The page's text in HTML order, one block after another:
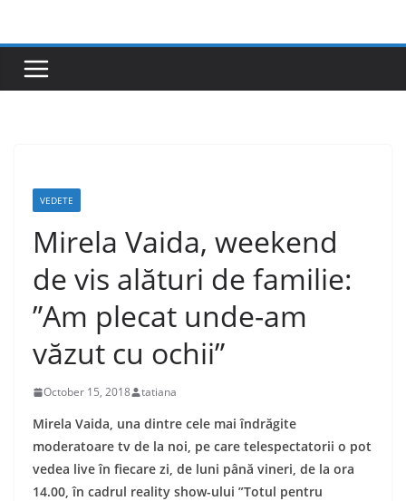
content
VEDETE
Mirela Vaida, weekend
de vis alături de familie:
”Am plecat unde-am
văzut cu ochii”
October 15, 2018 tatiana
Mirela Vaida, una dintre cele mai îndrăgite
moderatoare tv de la noi, pe care telespectatorii o pot
vedea live în fiecare zi, de luni până vineri, de la ora
14.00, în cadrul reality show-ului ”Totul pentru